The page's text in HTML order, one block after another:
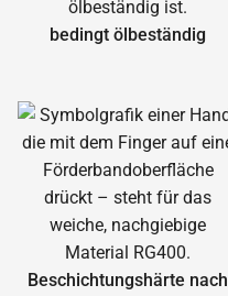
bedingt ölbeständig
Beschichtungshärte nach